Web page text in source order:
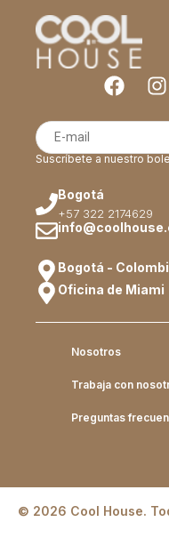
Bogotá
+57 322 2174629
Suscríbete a nuestro
Bogotá -
Oficina de Miami
Nosotros
Trabaja con
Preguntas
© 2026 Cool House.